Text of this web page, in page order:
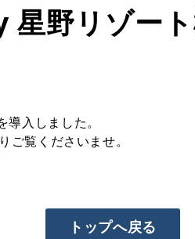
星野リゾー
入しました。
覧くださいませ。
トップへ戻る